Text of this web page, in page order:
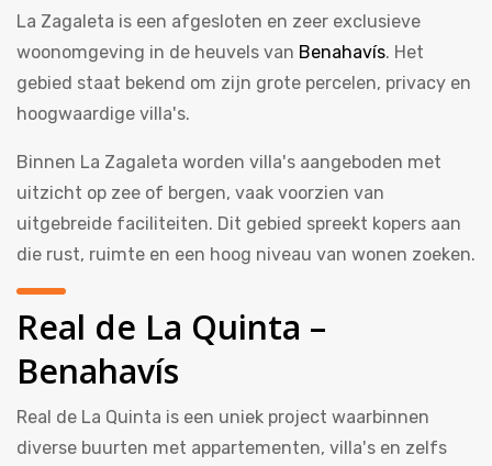
La Zagaleta is een afgesloten en zeer exclusieve
woonomgeving in de heuvels van Benahavís. Het
gebied staat bekend om zijn grote percelen, privacy en
hoogwaardige villa's.
Binnen La Zagaleta worden villa's aangeboden met
uitzicht op zee of bergen, vaak voorzien van
uitgebreide faciliteiten. Dit gebied spreekt kopers aan
die rust, ruimte en een hoog niveau van wonen zoeken.
Real de La Quinta –
Benahavís
Real de La Quinta is een uniek project waarbinnen
diverse buurten met appartementen, villa's en zelfs